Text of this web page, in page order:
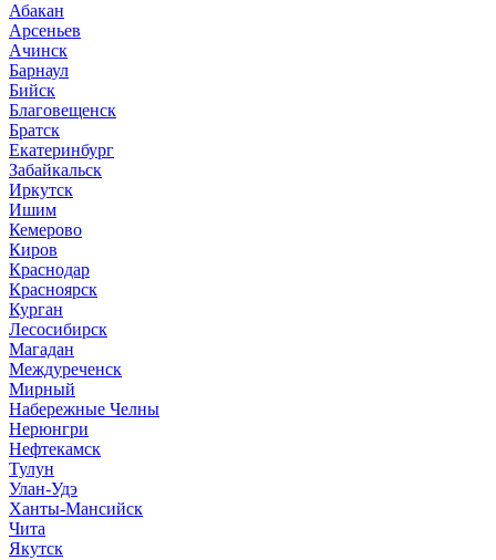
Абакан
Арсеньев
Ачинск
Барнаул
Бийск
Благовещенск
Братск
Екатеринбург
Забайкальск
Иркутск
Ишим
Кемерово
Киров
Краснодар
Красноярск
Курган
Лесосибирск
Магадан
Междуреченск
Мирный
Набережные Челны
Нерюнгри
Нефтекамск
Тулун
Улан-Удэ
Ханты-Мансийск
Чита
Якутск